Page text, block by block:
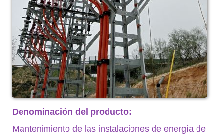
Denominación del producto:
Mantenimiento de las instalaciones de energía de